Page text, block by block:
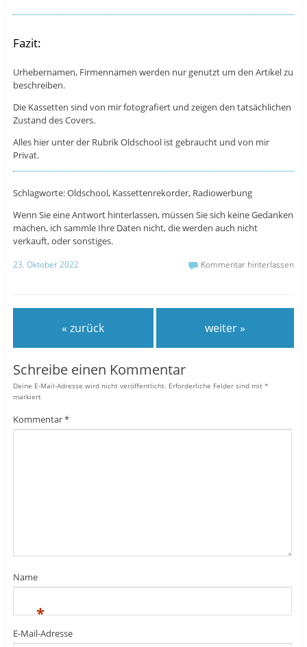
Fazit:
Urhebernamen, Firmennamen werden nur genutzt um den Artikel zu
beschreiben.
Die Kassetten sind von mir fotografiert und zeigen den tatsächlichen
Zustand des Covers.
Alles hier unter der Rubrik Oldschool ist gebraucht und von mir
Privat.
Schlagworte: Oldschool, Kassettenrekorder, Radiowerbung
Wenn Sie eine Antwort hinterlassen, müssen Sie sich keine Gedanken
machen, ich sammle Ihre Daten nicht, die werden auch nicht
verkauft, oder sonstiges.
23. Oktober 2022 Kommentar hinterlassen
« zurück weiter »
Schreibe einen Kommentar
Deine E-Mail-Adresse wird nicht veröffentlicht. Erforderliche Felder sind mit *
markiert
Kommentar*
Name
*
E-Mail-Adresse